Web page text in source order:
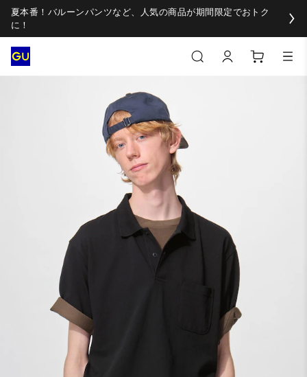
夏本番！バルーンパンツなど、人気の商品が期間限定でおトク
に！